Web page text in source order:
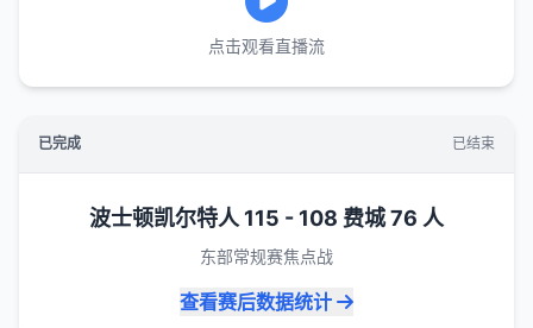
点击观看直播流
已完成 已结束
波士顿凯尔特人 115 - 108 费城 76 人
东部常规赛焦点战
查看赛后数据统计